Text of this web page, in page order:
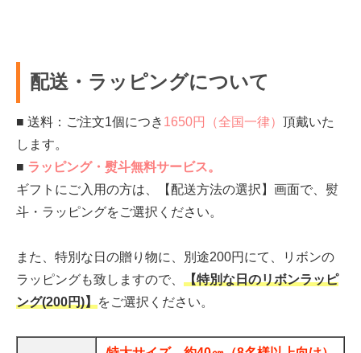
配送・ラッピングについて
■ 送料：ご注文1個につき 1650円（全国一律） 頂戴いた
します。
■ ラッピング・熨斗無料サービス。
ギフトにご入用の方は、【配送方法の選択】画面で、熨
斗・ラッピングをご選択ください。
また、特別な日の贈り物に、別途200円にて、リボンの
ラッピングも致しますので、 【特別な日のリボンラッピ
ング(200円)】をご選択ください。